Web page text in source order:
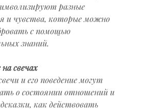
разные
и чувства, которые можно
с помощью
знаний.
свечах
и его поведение могут
о состоянии отношений и
как действовать